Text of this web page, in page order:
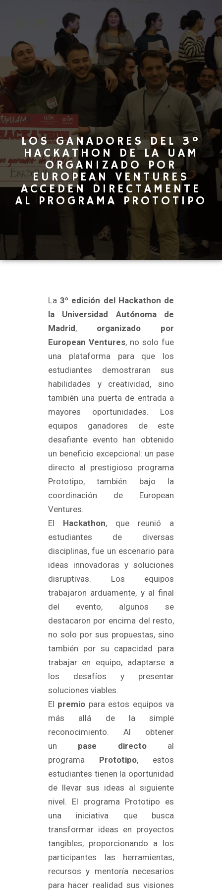
LOS GANADORES DEL 3º
HACKATHON DE LA UAM
ORGANIZADO POR
EUROPEAN VENTURES
ACCEDEN DIRECTAMENTE
AL PROGRAMA PROTOTIPO
La3º edición del Hackathon de
la Universidad Autónoma de
Madrid,organizado por
European Ventures, no solo fue
una plataforma para que los
estudiantes demostraran sus
habilidades y creatividad, sino
también una puerta de entrada a
mayores oportunidades. Los
equipos ganadores de este
desafiante evento han obtenido
un beneficio excepcional: un pase
directo al prestigioso programa
Prototipo, también bajo la
coordinación de European
Ventures.
El Hackathon, que reunió a
estudiantes de diversas
disciplinas, fue un escenario para
ideas innovadoras y soluciones
disruptivas. Los equipos
trabajaron arduamente, y al final
del evento, algunos se
destacaron por encima del resto,
no solo por sus propuestas, sino
también por su capacidad para
trabajar en equipo, adaptarse a
los desafíos y presentar
soluciones viables.
El premio para estos equipos va
más allá de la simple
reconocimiento. Al obtener
un pase directoal
programa Prototipo, estos
estudiantes tienen la oportunidad
de llevar sus ideas al siguiente
nivel. El programa Prototipo es
una iniciativa que busca
transformar ideas en proyectos
tangibles, proporcionando a los
participantes las herramientas,
recursos y mentoría necesarios
para hacer realidad sus visiones